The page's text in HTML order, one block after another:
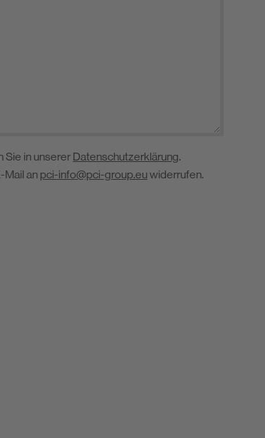
Sie in unserer Datenschutzerklärung.
Mail an pci-info@pci-group.euwiderrufen.